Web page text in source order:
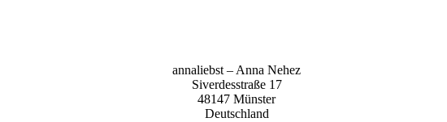
anna­liebst – Anna Nehez
Sive­r­des­stra­ße 17
48147 Müns­ter
Deutsch­land